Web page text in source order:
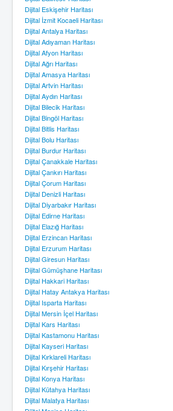
Dijital Eskişehir Haritası
Dijital İzmit Kocaeli Haritası
Dijital Antalya Haritası
Dijital Adıyaman Haritası
Dijital Afyon Haritası
Dijital Ağrı Haritası
Dijital Amasya Haritası
Dijital Artvin Haritası
Dijital Aydın Haritası
Dijital Bilecik Haritası
Dijital Bingöl Haritası
Dijital Bitlis Haritası
Dijital Bolu Haritası
Dijital Burdur Haritası
Dijital Çanakkale Haritası
Dijital Çankırı Haritası
Dijital Çorum Haritası
Dijital Denizli Haritası
Dijital Diyarbakır Haritası
Dijital Edirne Haritası
Dijital Elazığ Haritası
Dijital Erzincan Haritası
Dijital Erzurum Haritası
Dijital Giresun Haritası
Dijital Gümüşhane Haritası
Dijital Hakkari Haritası
Dijital Hatay Antakya Haritası
Dijital Isparta Haritası
Dijital Mersin İçel Haritası
Dijital Kars Haritası
Dijital Kastamonu Haritası
Dijital Kayseri Haritası
Dijital Kırklareli Haritası
Dijital Kırşehir Haritası
Dijital Konya Haritası
Dijital Kütahya Haritası
Dijital Malatya Haritası